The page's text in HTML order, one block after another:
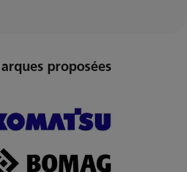
proposées